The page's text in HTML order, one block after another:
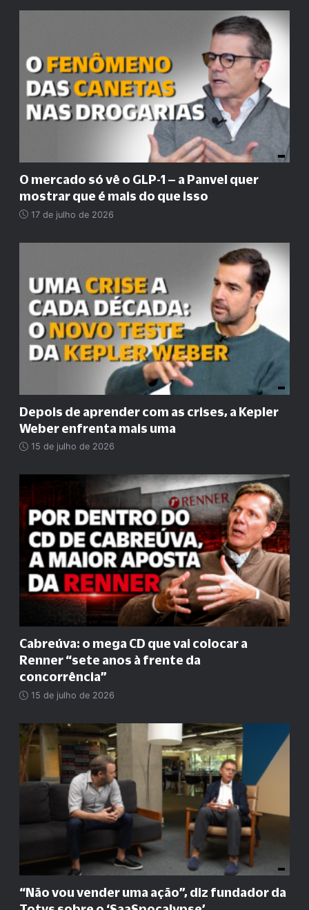
O mercado só vê o GLP-1 – a Panvel quer
mostrar que é mais do que isso
17 de julho de 2026
Depois de aprender com as crises, a Kepler
Weber enfrenta mais uma
15 de julho de 2026
Cabreúva: o mega CD que vai colocar a
Renner“sete anos à frente da
concorrência”
15 de julho de 2026
“Não vou vender uma ação”, diz fundador da